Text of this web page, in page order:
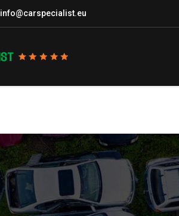
info@carspecialist.eu